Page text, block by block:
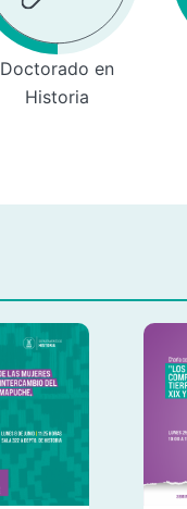
Doctorado en
Historia